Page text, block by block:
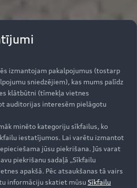
izmantojam pakalpojumus (tostarp
sniedzējiem), kas mums palīdz
klātbūtni (tīmekļa vietnes
auditorijas interesēm pielāgotu
minēto kategoriju sīkfailus, ko
iestatījumos. Lai varētu izmantot
jūsu piekrišana. Jūs varat
piekrišanu sadaļā „Sīkfailu
apakšā. Pēc atsaukšanas tā vairs
informāciju skatiet mūsu Sīkfailu